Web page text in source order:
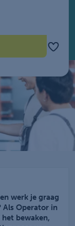
werk je graag
Als Operator in
bewaken,